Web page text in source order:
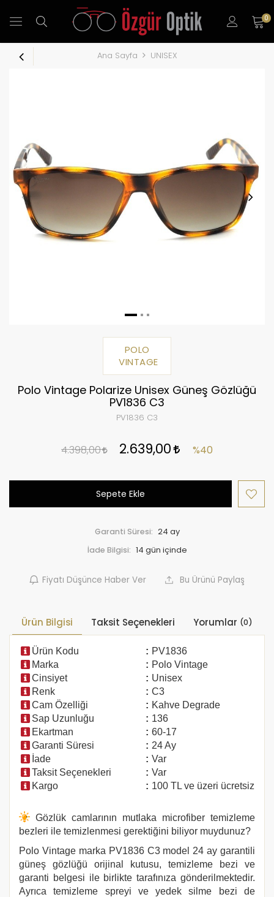
0
Ana Sayfa UNISEX
POLO
VINTAGE
Polo Vintage Polarize Unisex Güneş Gözlüğü
PV1836 C3
PV1836 C3
4.398,00 2.639,00 %40
Sepete Ekle
Garanti Süresi: 24 ay
İade Bilgisi:
Fiyatı Düşünce Haber Ver Bu Ürünü Paylaş
Ürün Bilgisi Taksit Seçenekleri Yorumlar (0)
Ürün Kodu : PV1836
Marka
: Polo Vintage
Cinsiyet
: Unisex
Renk
: C3
Cam Özelliği
: Kahve Degrade
Sap Uzunluğu
: 136
Ekartman
: 60-17
Garanti Süresi
: 24 Ay
İade
: Var
Taksit Seçenekleri
: Var
Kargo
: 100 TL ve üzeri ücretsiz
Gözlük camlarının mutlaka microfiber temizleme
bezleri ile temizlenmesi gerektiğini biliyor muydunuz?
Polo Vintage marka PV1836 C3 model 24 ay garantili
güneş gözlüğü orijinal kutusu, temizleme bezi ve
garanti belgesi ile birlikte tarafınıza gönderilmektedir.
Ayrıca temizleme spreyi ve yedek silme bezi de